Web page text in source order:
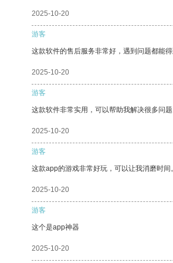
2025-10-20
游客
这款软件的售后服务非常好，遇到问题都能得
2025-10-20
游客
这款软件非常实用，可以帮助我解决很多问
2025-10-20
游客
这款app的游戏非常好玩，可以让我消磨时间。
2025-10-20
游客
这个是app神器
2025-10-20